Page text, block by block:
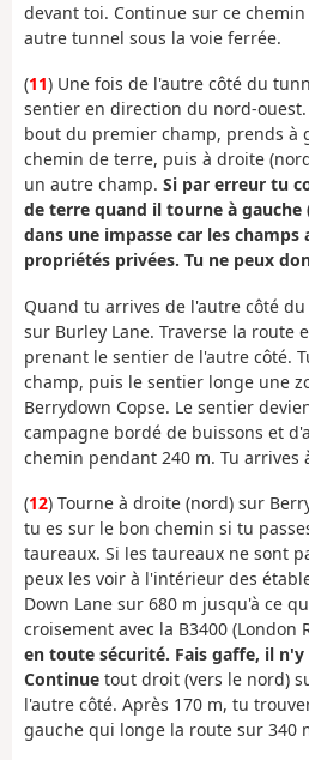
devant toi. Continue sur ce
autre tunnel sous la voie ferrée.
(11) Une fois de l'autre côté du
sentier en direction du nord-
bout du premier champ, prends à
chemin de terre, puis à droite
un autre champ. Si par erreur tu
de terre quand il tourne à
dans une impasse car les
propriétés privées. Tu ne peux
Quand tu arrives de l'autre côté
sur Burley Lane. Traverse la route
prenant le sentier de l'autre côté.
champ, puis le sentier longe une
Berrydown Copse. Le sentier
campagne bordé de buissons et
chemin pendant 240 m. Tu arrives
(12) Tourne à droite (nord) sur
tu es sur le bon chemin si tu
taureaux. Si les taureaux ne sont
peux les voir à l'intérieur des
Down Lane sur 680 m jusqu'à ce
croisement avec la B3400 (London
en toute sécurité. Fais gaffe, il n'y
Continue tout droit (vers le nord)
l'autre côté. Après 170 m, tu
gauche qui longe la route sur 340